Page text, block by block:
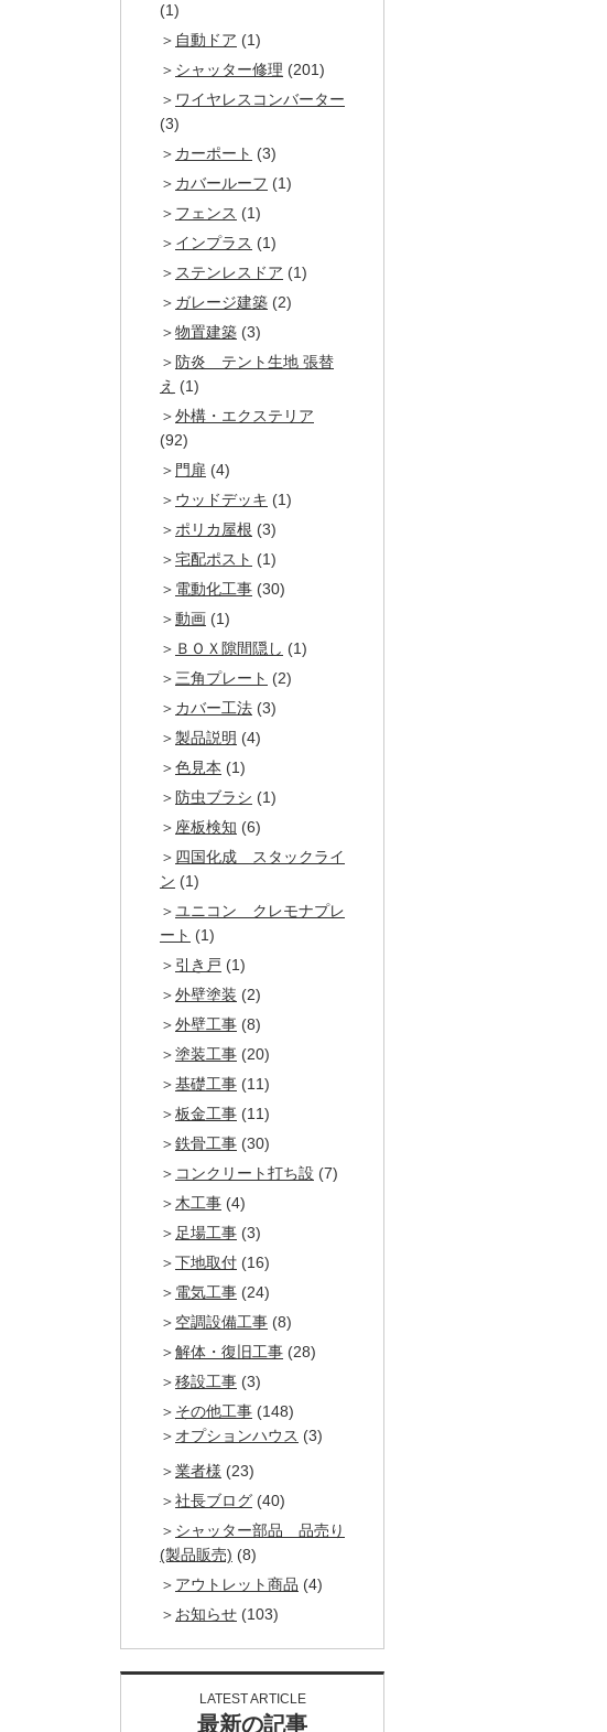
(1)
自動ドア (1)
シャッター修理 (201)
ワイヤレスコンバーター
(3)
カーポート (3)
カバールーフ (1)
フェンス (1)
インプラス (1)
ステンレスドア (1)
ガレージ建築 (2)
物置建築 (3)
防炎 テント生地 張替
え (1)
外構・エクステリア
(92)
門扉 (4)
ウッドデッキ (1)
ポリカ屋根 (3)
宅配ポスト (1)
電動化工事 (30)
動画 (1)
ＢＯＸ隙間隠し (1)
三角プレート (2)
カバー工法 (3)
製品説明 (4)
色見本 (1)
防虫ブラシ (1)
座板検知 (6)
四国化成 スタックライ
ン (1)
ユニコン クレモナプレ
ート (1)
引き戸 (1)
外壁塗装 (2)
外壁工事 (8)
塗装工事 (20)
基礎工事 (11)
板金工事 (11)
鉄骨工事 (30)
コンクリート打ち設 (7)
木工事 (4)
足場工事 (3)
下地取付 (16)
電気工事 (24)
空調設備工事 (8)
解体・復旧工事 (28)
移設工事 (3)
その他工事 (148)
オプションハウス (3)
業者様 (23)
社長ブログ (40)
シャッター部品 品売り
(製品販売) (8)
アウトレット商品 (4)
お知らせ (103)
LATEST ARTICLE
最新の記事